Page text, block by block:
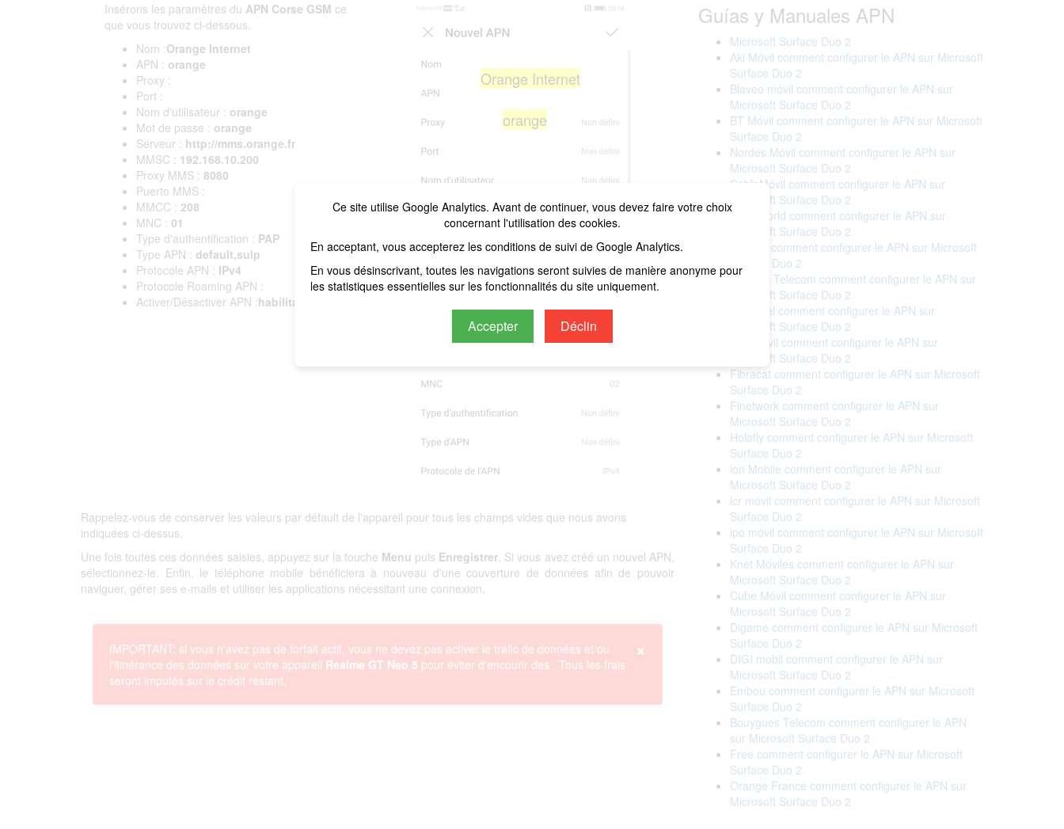
Ce site utilise Google Analytics. Avant de continuer, vous devez faire votre choix
concernant l'utilisation des cookies.
En acceptant, vous accepterez les conditions de suivi de Google Analytics.
En vous désinscrivant, toutes les navigations seront suivies de manière anonyme pour
les statistiques essentielles sur les fonctionnalités du site uniquement.
Accepter Déclin
Insérons les paramètres du APN Corse GSM ce
que vous trouvez ci-dessous.
Nom :Orange Internet
APN : orange
Proxy :
Port :
Nom d'utilisateur : orange
Mot de passe : orange
Serveur : http://mms.orange.fr
MMSC : 192.168.10.200
Proxy MMS : 8080
Puerto MMS :
MMCC : 208
MNC : 01
Type d'authentification : PAP
Type APN : default,sulp
Protocole APN : IPv4
Protocole Roaming APN :
Activer/Désactiver APN :habilitado
orange
Orange Internet
Rappelez-vous de conserver les valeurs par défault de l'appareil pour tous les champs vides que nous avons
indiquées ci-dessus.
Une fois toutes ces données saisies, appuyez sur la touche Menu puis Enregistrer. Si vous avez créé un nouvel APN,
sélectionnez-le. Enfin, le téléphone mobile bénéficiera à nouveau d'une couverture de données afin de pouvoir
naviguer, gérer ses e-mails et utiliser les applications nécessitant une connexion.
×
IMPORTANT: si vous n'avez pas de forfait actif, vous ne devez pas activer le trafic de données et/ou
l'itinérance des données sur votre appareil Realme GT Neo 5 pour éviter d'encourir des . Tous les frais
seront imputés sur le crédit restant.
Guías y Manuales APN
Microsoft Surface Duo 2
Aki Móvil comment configurer le APN sur Microsoft
Surface Duo 2
Blaveo móvil comment configurer le APN sur
Microsoft Surface Duo 2
BT Móvil comment configurer le APN sur Microsoft
Surface Duo 2
Nordés Móvil comment configurer le APN sur
Microsoft Surface Duo 2
CableMóvil comment configurer le APN sur
Microsoft Surface Duo 2
Cableworld comment configurer le APN sur
Microsoft Surface Duo 2
Cellhire comment configurer le APN sur Microsoft
Surface Duo 2
Correos Telecom comment configurer le APN sur
Microsoft Surface Duo 2
Euskaltel comment configurer le APN sur
Microsoft Surface Duo 2
Eva Móvil comment configurer le APN sur
Microsoft Surface Duo 2
Fibracat comment configurer le APN sur Microsoft
Surface Duo 2
Finetwork comment configurer le APN sur
Microsoft Surface Duo 2
Holafly comment configurer le APN sur Microsoft
Surface Duo 2
ion Mobile comment configurer le APN sur
Microsoft Surface Duo 2
lcr móvil comment configurer le APN sur Microsoft
Surface Duo 2
ipo móvil comment configurer le APN sur Microsoft
Surface Duo 2
Knet Móviles comment configurer le APN sur
Microsoft Surface Duo 2
Cube Móvil comment configurer le APN sur
Microsoft Surface Duo 2
Digame comment configurer le APN sur Microsoft
Surface Duo 2
DIGI mobil comment configurer le APN sur
Microsoft Surface Duo 2
Embou comment configurer le APN sur Microsoft
Surface Duo 2
Bouygues Telecom comment configurer le APN
sur Microsoft Surface Duo 2
Free comment configurer le APN sur Microsoft
Surface Duo 2
Orange France comment configurer le APN sur
Microsoft Surface Duo 2